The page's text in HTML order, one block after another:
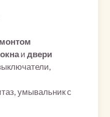
окнаидвери
умывальник с